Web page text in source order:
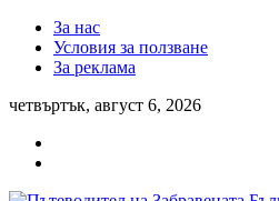
За нас
Условия за ползване
За реклама
четвъртък, август 6, 2026